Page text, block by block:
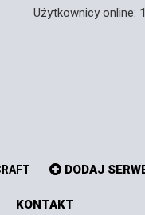
Użytkownicy online:
DODAJ
KONTAKT